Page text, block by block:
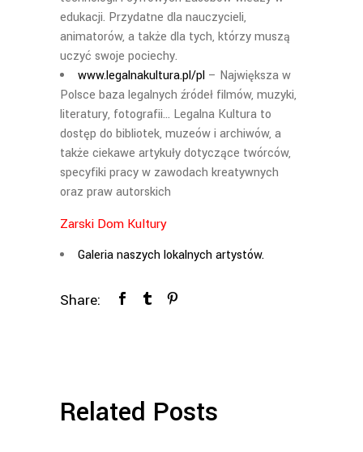
edukacji. Przydatne dla nauczycieli,
animatorów, a także dla tych, którzy muszą
uczyć swoje pociechy.
www.legalnakultura.pl/pl – Największa w
Polsce baza legalnych źródeł filmów, muzyki,
literatury, fotografii… Legalna Kultura to
dostęp do bibliotek, muzeów i archiwów, a
także ciekawe artykuły dotyczące twórców,
specyfiki pracy w zawodach kreatywnych
oraz praw autorskich
Zarski Dom Kultury
Galeria naszych lokalnych artystów.
Share:
Related Posts